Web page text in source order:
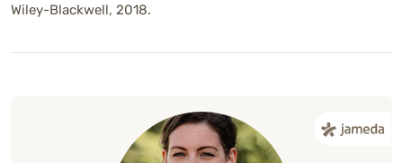
Wiley-Blackwell, 2018.